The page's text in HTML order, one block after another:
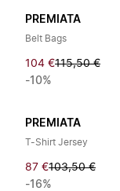
PREMIATA
Belt Bags
104 €115,50 €
-10%
PREMIATA
T-Shirt Jersey
87 €103,50 €
-16%